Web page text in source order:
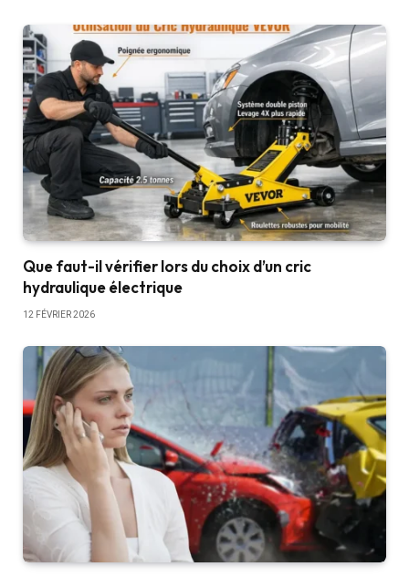
Que faut-il vérifier lors du choix d’un cric
hydraulique électrique
12 FÉVRIER 2026